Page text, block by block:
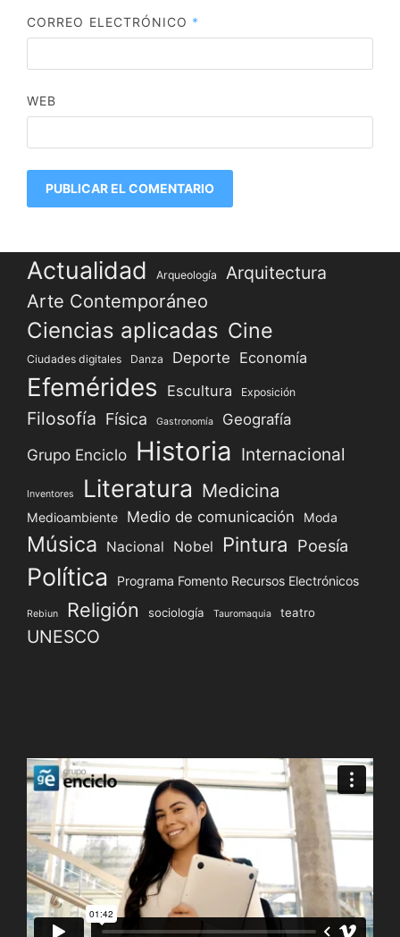
CORREO ELECTRÓNICO *
WEB
Actualidad Arqueología Arquitectura
Arte Contemporáneo
Ciencias aplicadas Cine
Ciudades digitales Danza Deporte Economía
Efemérides Escultura Exposición
Filosofía Física Gastronomía Geografía
Grupo Enciclo Historia Internacional
Inventores Literatura Medicina
Medioambiente Medio de comunicación Moda
Música Nacional Nobel Pintura Poesía
Política Programa Fomento Recursos Electrónicos
Rebiun Religión sociología Tauromaquia teatro
UNESCO